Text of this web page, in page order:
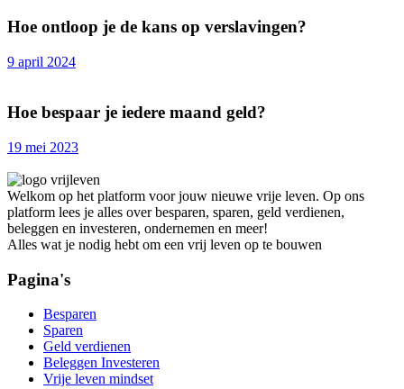
Hoe ontloop je de kans op verslavingen?
9 april 2024
Hoe bespaar je iedere maand geld?
19 mei 2023
Welkom op het platform voor jouw nieuwe vrije leven. Op ons
platform lees je alles over besparen, sparen, geld verdienen,
beleggen en investeren, ondernemen en meer!
Alles wat je nodig hebt om een vrij leven op te bouwen
Pagina's
Besparen
Sparen
Geld verdienen
Beleggen Investeren
Vrije leven mindset